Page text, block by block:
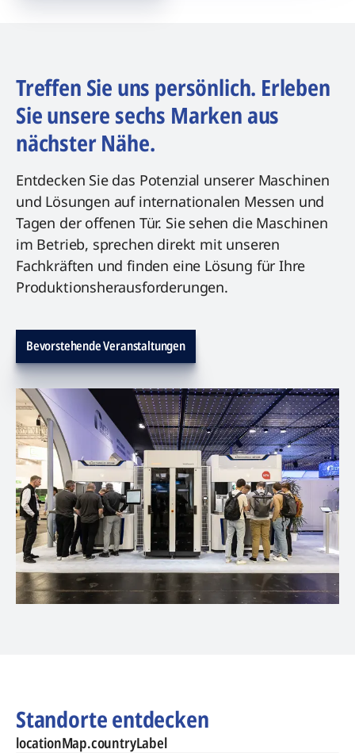
Treffen Sie uns persönlich. Erleben
Sie unsere sechs Marken aus
nächster Nähe.
Entdecken Sie das Potenzial unserer Maschinen
und Lösungen auf internationalen Messen und
Tagen der offenen Tür. Sie sehen die Maschinen
im Betrieb, sprechen direkt mit unseren
Fachkräften und finden eine Lösung für Ihre
Produktionsherausforderungen.
Bevorstehende Veranstaltungen
Standorte entdecken
locationMap.countryLabel